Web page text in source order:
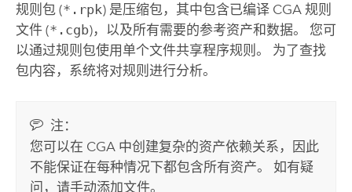
规则包 (*.rpk) 是压缩包，其中包含已编译 CGA 规则
文件 (*.cgb)，以及所有需要的参考资产和数据。 您可
以通过规则包使用单个文件共享程序规则。 为了查找
包内容，系统将对规则进行分析。
注：
您可以在 CGA 中创建复杂的资产依赖关系，因此
不能保证在每种情况下都包含所有资产。 如有疑
问，请手动添加文件。